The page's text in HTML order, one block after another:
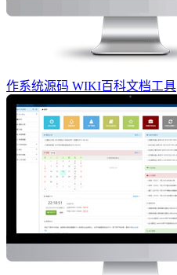
作系统源码 WIKI百科文档工具